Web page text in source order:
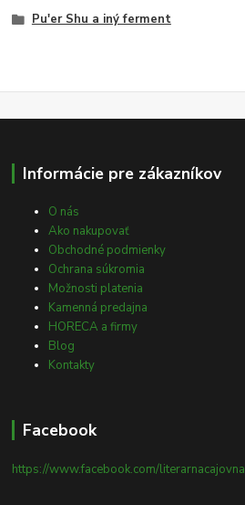
Pu'er Shu a iný ferment
Informácie pre zákazníkov
O nás
Ako nakupovať
Obchodné podmienky
Ochrana súkromia
Možnosti platenia
Kamenná predajna
HORECA a firmy
Blog
Kontakty
Facebook
https://www.facebook.com/literarnacajovna